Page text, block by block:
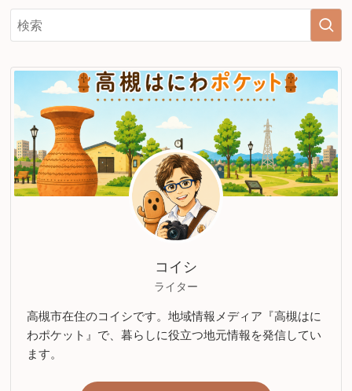
コイシ
ライター
高槻市在住のコイシです。地域情報メディア『高槻はに
わポケット』で、暮らしに役立つ地元情報を発信してい
ます。